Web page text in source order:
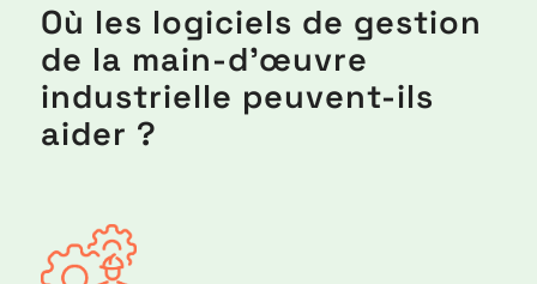
Où les logiciels de gestion
de la main-d'œuvre
industrielle peuvent-ils
aider ?